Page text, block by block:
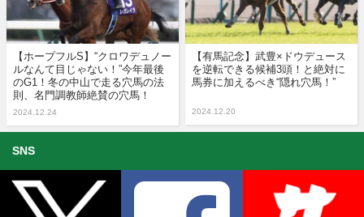
【ホープフルS】“クロワデュノー
ルなんて目じゃない！”今年最後
のG1！冬の中山で走る穴馬の法
則、名門調教師絶賛の穴馬！
2024.12.24
【有馬記念】武豊×ドウデュース
を逆転できる候補3頭！と絶対に
馬券に加えるべき“隠れ穴馬！”
2024.12.20
SNS